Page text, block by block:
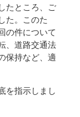
たところ、ご
た。このた
の件について
、道路交通法
保持など、適
を指示しまし